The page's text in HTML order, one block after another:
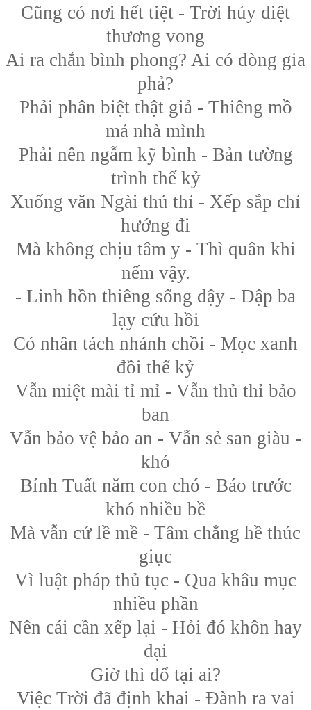
Cũng có nơi hết tiệt - Trời hủy diệt
thương vong
Ai ra chắn bình phong? Ai có dòng gia
phả?
Phải phân biệt thật giả - Thiêng mồ
mả nhà mình
Phải nên ngẫm kỹ bình - Bản tường
trình thế kỷ
Xuống văn Ngài thủ thỉ - Xếp sắp chỉ
hướng đi
Mà không chịu tâm y - Thì quân khi
nếm vậy.
- Linh hồn thiêng sống dậy - Dập ba
lạy cứu hồi
Có nhân tách nhánh chồi - Mọc xanh
đồi thế kỷ
Vẫn miệt mài tỉ mỉ - Vẫn thủ thỉ bảo
ban
Vẫn bảo vệ bảo an - Vẫn sẻ san giàu -
khó
Bính Tuất năm con chó - Báo trước
khó nhiều bề
Mà vẫn cứ lề mề - Tâm chẳng hề thúc
giục
Vì luật pháp thủ tục - Qua khâu mục
nhiều phần
Nên cái cần xếp lại - Hỏi đó khôn hay
dại
Giờ thì đổ tại ai?
Việc Trời đã định khai - Đành ra vai